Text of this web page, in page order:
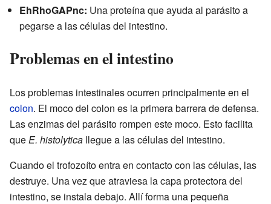
EhRhoGAPnc: Una proteína que ayuda al parásito a
pegarse a las células del intestino.
Problemas en el intestino
Los problemas intestinales ocurren principalmente en el
colon. El moco del colon es la primera barrera de defensa.
Las enzimas del parásito rompen este moco. Esto facilita
queE. histolytica llegue a las células del intestino.
Cuando el trofozoíto entra en contacto con las células, las
destruye. Una vez que atraviesa la capa protectora del
intestino, se instala debajo. Allí forma una pequeña